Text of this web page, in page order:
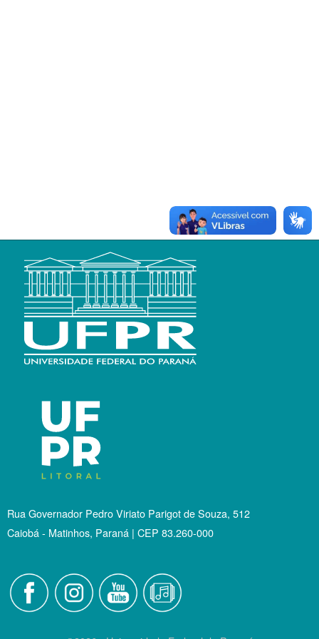
Rua Governador Pedro Viriato Parigot de Souza, 512
Caiobá - Matinhos, Paraná | CEP 83.260-000